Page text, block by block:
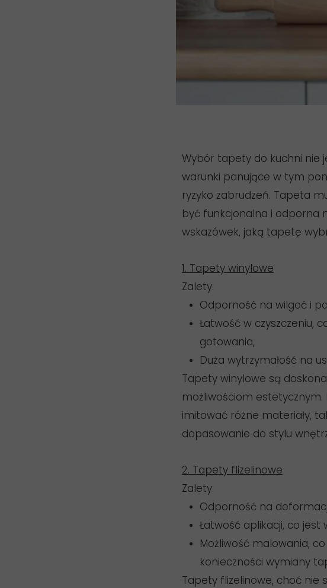
Wybór tapety do kuchni nie
warunki panujące w tym
ryzyko zabrudzeń. Tapeta
być funkcjonalna i odporna
wskazówek, jaką tapetę
1. Tapety winylowe
Zalety:
Odporność na wilgoć i
Łatwość w czyszczeniu,
gotowania,
Duża wytrzymałość na
Tapety winylowe są
możliwościom
imitować różne materiały,
dopasowanie do stylu
2. Tapety flizelinowe
Zalety:
Odporność na
Łatwość aplikacji, co
Możliwość malowania,
konieczności wymiany
Tapety flizelinowe, choć nie